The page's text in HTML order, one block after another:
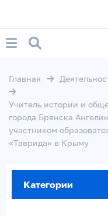
Главная
Учитель истории и
города Брянска
участником
«Таврида» в Крыму
Категории